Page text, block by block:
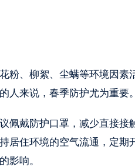
粉、柳絮、尘螨等环境因素
人来说，春季防护尤为重要。
佩戴防护口罩，减少直接
居住环境的空气流通，定
影响。